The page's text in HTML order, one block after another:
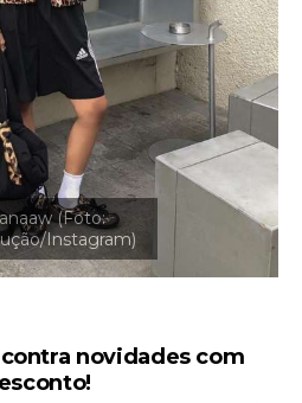
novidades com